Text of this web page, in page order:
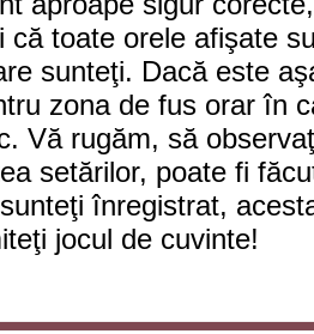
că toate orele afişate
sunteţi. Dacă este
zona de fus orar în
Vă rugăm, să
setărilor, poate fi
înregistrat,
jocul de cuvinte!